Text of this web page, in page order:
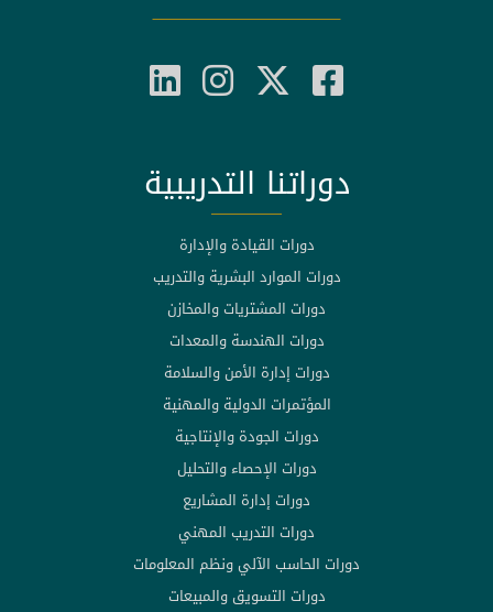
دوراتنا التدريبية
دورات القيادة والإدارة
دورات الموارد البشرية والتدريب
دورات المشتريات والمخازن
دورات الهندسة والمعدات
دورات إدارة الأمن والسلامة
المؤتمرات الدولية والمهنية
دورات الجودة والإنتاجية
دورات الإحصاء والتحليل
دورات إدارة المشاريع
دورات التدريب المهني
دورات الحاسب الآلي ونظم المعلومات
دورات التسويق والمبيعات